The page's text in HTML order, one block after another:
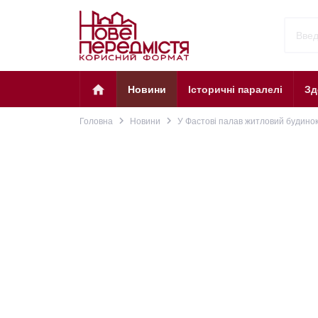
home Новини Історичні паралелі
Головна navigate_next Новини navigate_next У Фастові палав житловий будинок